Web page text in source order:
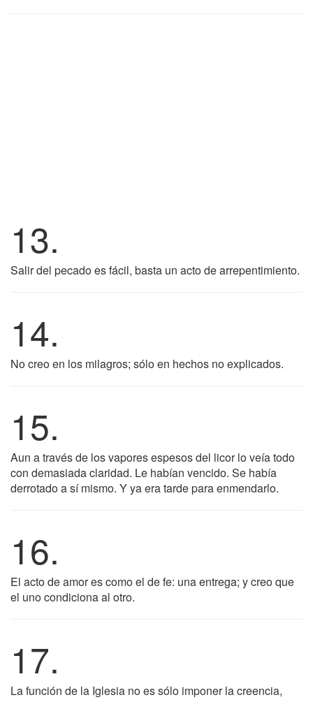
13.
Salir del pecado es fácil, basta un acto de arrepentimiento.
14.
No creo en los milagros; sólo en hechos no explicados.
15.
Aun a través de los vapores espesos del licor lo veía todo
con demasiada claridad. Le habían vencido. Se había
derrotado a sí mismo. Y ya era tarde para enmendarlo.
16.
El acto de amor es como el de fe: una entrega; y creo que
el uno condiciona al otro.
17.
La función de la Iglesia no es sólo imponer la creencia,